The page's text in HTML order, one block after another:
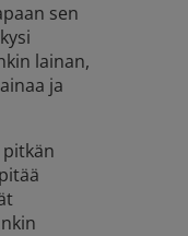
sen
lainan,
ja
pitkän